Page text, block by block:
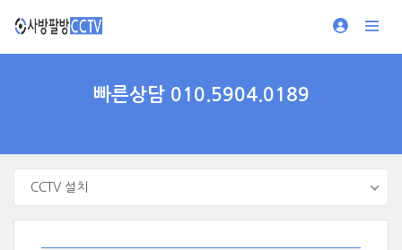
빠른상담 010.5904.0189
CCTV 설치